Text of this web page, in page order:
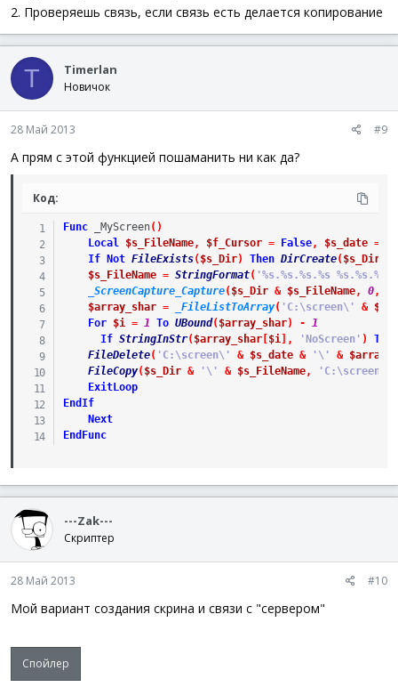
2. Проверяешь связь, если связь есть делается копирование
T Timerlan
Новичок
28 Май 2013 #9
А прям с этой функцией пошаманить ни как да?
Код:
Func _MyScreen( )
Local
$s_FileName, $f_Cursor = False, $s_date =
If
Not FileExists( $s_Dir) Then DirCreate( $s_Dir
$s_FileName = StringFormat( '%s.%s.%s.%s
_ScreenCapture_Capture( $s_Dir & $s_FileName, 0,
$array_shar = _FileListToArray( 'C:\screen\' &
For
$i = 1 To UBound( $array_shar) - 1
If StringInStr( $array_shar[ $i] , 'NoScreen' )
Then
FileDelete( 'C:\screen\' & $s_date & '\' &
FileCopy( $s_Dir & '\' & $s_FileName,
'C:\screen\'
ExitLoop
EndIf
Next
EndFunc
---Zak---
Скриптер
28 Май 2013 #10
Мой вариант создания скрина и связи с "сервером"
Спойлер